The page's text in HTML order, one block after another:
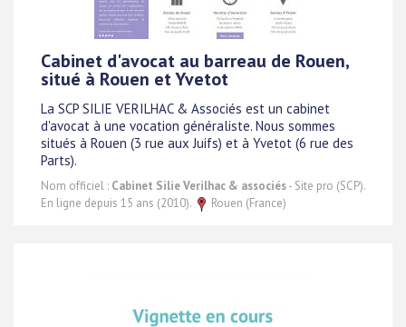
Cabinet d'avocat au barreau de Rouen,
situé à Rouen et Yvetot
La SCP SILIE VERILHAC & Associés est un cabinet
d'avocat à une vocation généraliste. Nous sommes
situés à Rouen (3 rue aux Juifs) et à Yvetot (6 rue des
Parts).
Nom officiel : Cabinet Silie Verilhac & associés- Site pro (SCP).
En ligne depuis 15 ans (2010).
Rouen (France)